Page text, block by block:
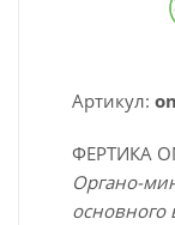
Артикул:
ФЕРТИКА
Органо-
основного